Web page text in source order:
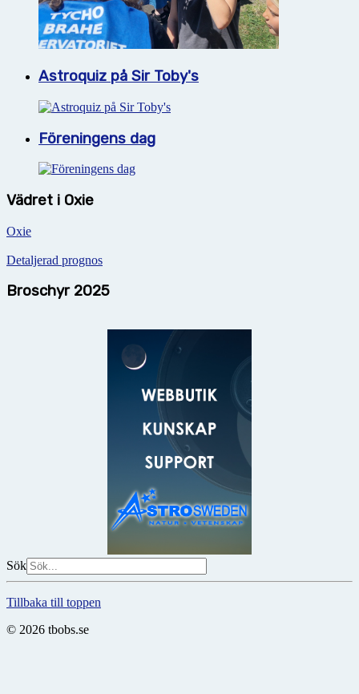
Astroquiz på Sir Toby's
Föreningens dag
Vädret i Oxie
Oxie
Detaljerad prognos
Broschyr 2025
Sök
Tillbaka till toppen
© 2026 tbobs.se